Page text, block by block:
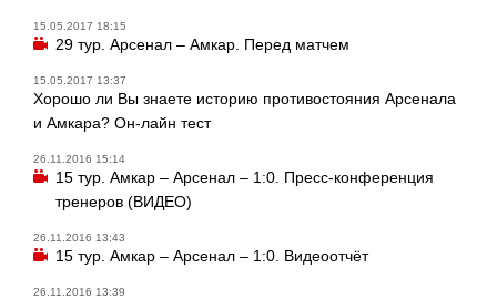
15.05.2017 18:15
29 тур. Арсенал – Амкар. Перед матчем
15.05.2017 13:37
Хорошо ли Вы знаете историю противостояния Арсенала
и Амкара? Он-лайн тест
26.11.2016 15:14
15 тур. Амкар – Арсенал – 1:0. Пресс-конференция
тренеров (ВИДЕО)
26.11.2016 13:43
15 тур. Амкар – Арсенал – 1:0. Видеоотчёт
26.11.2016 13:39